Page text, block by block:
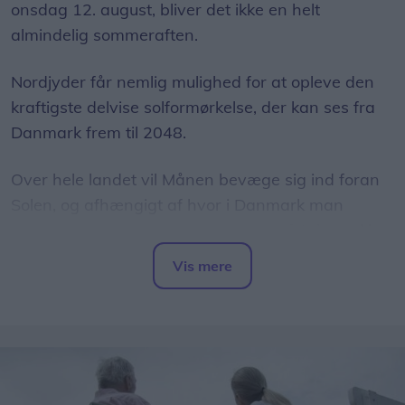
onsdag 12. august, bliver det ikke en helt
almindelig sommeraften.
Nordjyder får nemlig mulighed for at opleve den
kraftigste delvise solformørkelse, der kan ses fra
Danmark frem til 2048.
Over hele landet vil Månen bevæge sig ind foran
før solnedgang, hvilket giver gode muligheder for
at opleve fænomenet fra steder med frit udsyn
Vis mere